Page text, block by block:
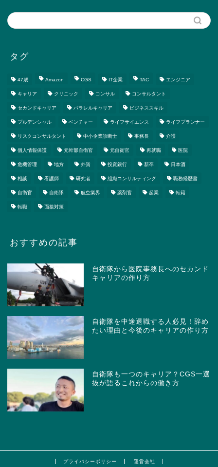
タグ
47歳 Amazon CGS IT企業 TAC エンジニア
キャリア クリニック コンサル コンサルタント
セカンドキャリア パラレルキャリア ビジネススキル
プルデンシャル ベンチャー ライフサイエンス ライフプランナー
リスクコンサルタント 中小企業診断士 事務長 介護
個人情報保護 元幹部自衛官 元自衛官 再就職 医院
危機管理 地方 外資 投資銀行 新卒 日本酒
相談 看護師 研究者 組織コンサルティング 職務経歴書
自衛官 自衛隊 航空業界 薬剤官 起業 転籍
転職 面接対策
おすすめの記事
自衛隊から医院事務長へのセカンド
キャリアの作り方
自衛隊を中途退職する人必見！辞め
たい理由と今後のキャリアの作り方
自衛隊も一つのキャリア？CGS一選
抜が語るこれからの働き方
プライバシーポリシー 運営会社